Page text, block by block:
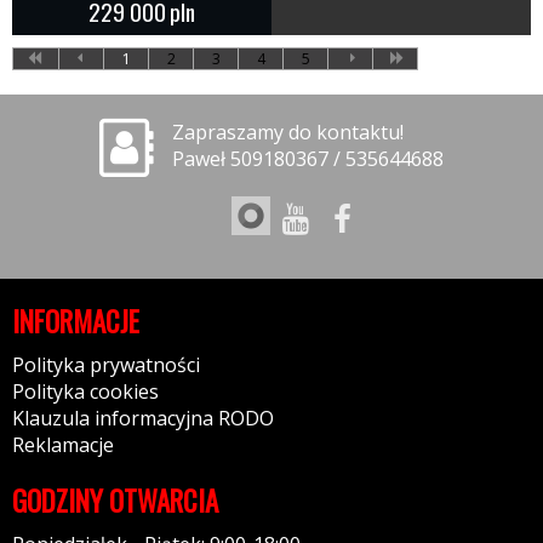
229 000pln
1 2 3 4 5
Zapraszamy do kontaktu!
Paweł 509180367 / 535644688
INFORMACJE
Polityka prywatności
Polityka cookies
Klauzula informacyjna RODO
Reklamacje
GODZINY OTWARCIA